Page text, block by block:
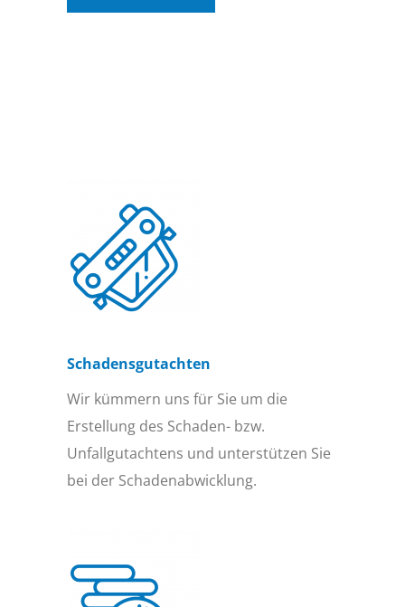
Schadensgutachten
Wir kümmern uns für Sie um die
Erstellung des Schaden- bzw.
Unfallgutachtens und unterstützen Sie
bei der Schadenabwicklung.